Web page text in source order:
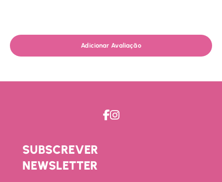
Adicionar Avaliação
SUBSCREVER
NEWSLETTER